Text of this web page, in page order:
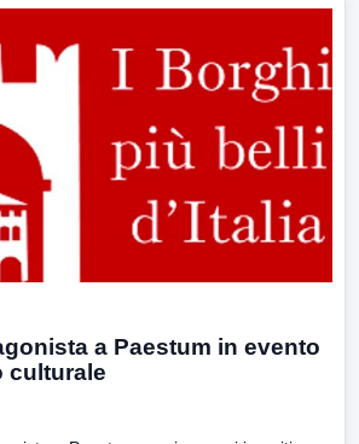
a Paestum in evento
culturale